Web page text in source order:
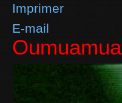
Imprimer
E-mail
Oumuamua